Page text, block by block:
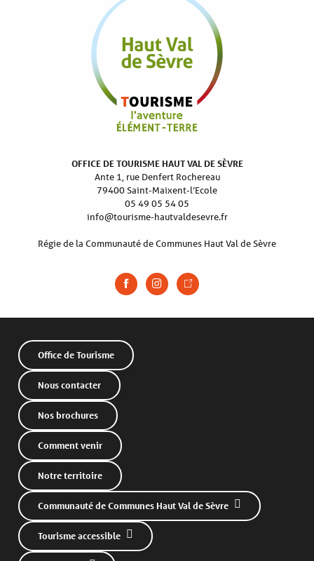
OFFICE DE TOURISME HAUT VAL DE SÈVRE
Ante 1, rue Denfert Rochereau
79400 Saint-Maixent-l’Ecole
05 49 05 54 05
info@tourisme-hautvaldesevre.fr
Régie de la Communauté de Communes Haut Val de Sèvre
Office de Tourisme
Nous contacter
Nos brochures
Comment venir
Notre territoire
Communauté de Communes Haut Val de Sèvre
Tourisme accessible